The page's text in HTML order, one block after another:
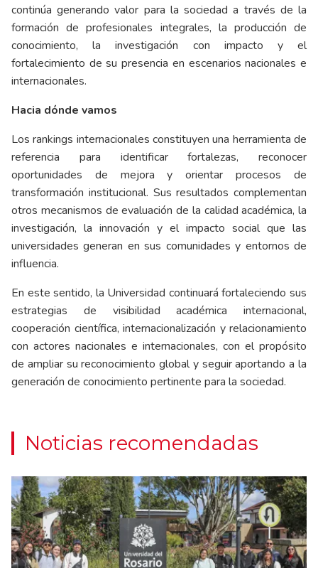
continúa generando valor para la sociedad a través de la
formación de profesionales integrales, la producción de
conocimiento, la investigación con impacto y el
fortalecimiento de su presencia en escenarios nacionales e
internacionales.
Hacia dónde vamos
Los rankings internacionales constituyen una herramienta de
referencia para identificar fortalezas, reconocer
oportunidades de mejora y orientar procesos de
transformación institucional. Sus resultados complementan
otros mecanismos de evaluación de la calidad académica, la
investigación, la innovación y el impacto social que las
universidades generan en sus comunidades y entornos de
influencia.
En este sentido, la Universidad continuará fortaleciendo sus
estrategias de visibilidad académica internacional,
cooperación científica, internacionalización y relacionamiento
con actores nacionales e internacionales, con el propósito
de ampliar su reconocimiento global y seguir aportando a la
generación de conocimiento pertinente para la sociedad.
Noticias recomendadas